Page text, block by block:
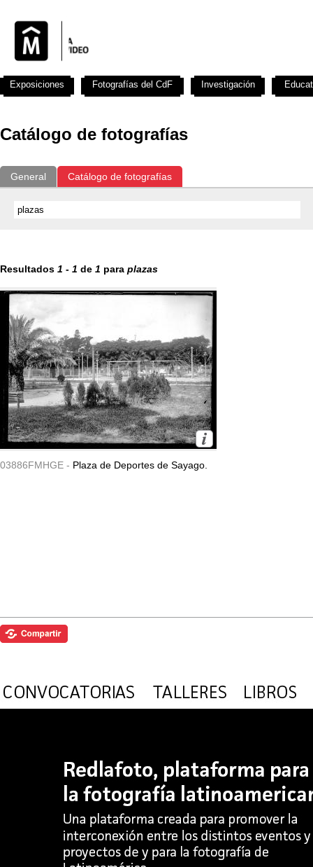
Catálogo de fotografías
General Catálogo de fotografías
Resultados 1 - 1 de 1 para plazas
03886FMHGE - Plaza de Deportes de Sayago.
Exposiciones Fotografías del CdF Investigación